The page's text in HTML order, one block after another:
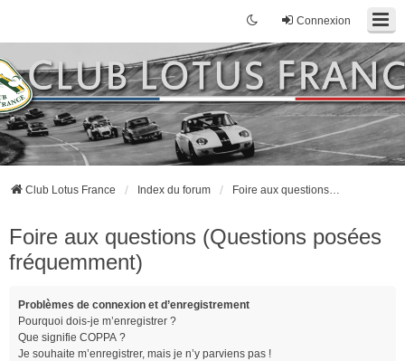
Connexion
Club Lotus France Index du forum Foire aux questions (Questions posées fréquemment)
Foire aux questions (Questions posées
fréquemment)
Problèmes de connexion et d’enregistrement
Pourquoi dois-je m’enregistrer ?
Que signifie COPPA ?
Je souhaite m’enregistrer, mais je n’y parviens pas !